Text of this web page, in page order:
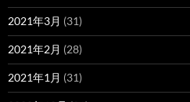
2021年3月 (31)
2021年2月 (28)
2021年1月 (31)